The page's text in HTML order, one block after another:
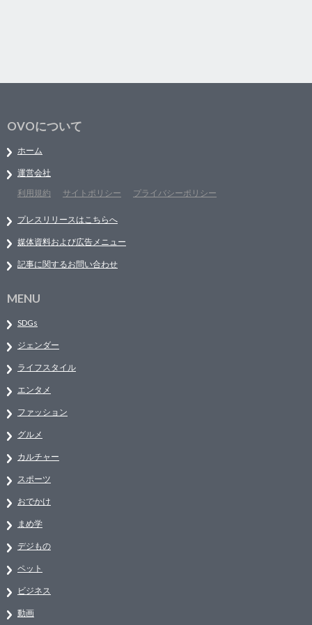
OVOについて
ホーム
運営会社
利用規約
サイトポリシー プライバシーポリシー
プレスリリースはこちらへ
媒体資料および広告メニュー
記事に関するお問い合わせ
MENU
SDGs
ジェンダー
ライフスタイル
エンタメ
ファッション
グルメ
カルチャー
スポーツ
おでかけ
まめ学
デジもの
ペット
ビジネス
動画